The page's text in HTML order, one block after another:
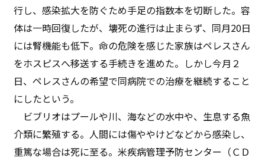
行し、感染拡大を防ぐため手足の指数本を切断した。容
体は一時回復したが、壊死の進行は止まらず、同月20日
には腎機能も低下。命の危険を感じた家族はペレスさん
をホスピスへ移送する手続きを進めた。しかし今月２
日、ペレスさんの希望で同病院での治療を継続すること
にしたという。
ビブリオはプールや川、海などの水中や、生息する魚
介類に繁殖する。人間には傷ややけどなどから感染し、
重篤な場合は死に至る。米疾病管理予防センター（ＣＤ